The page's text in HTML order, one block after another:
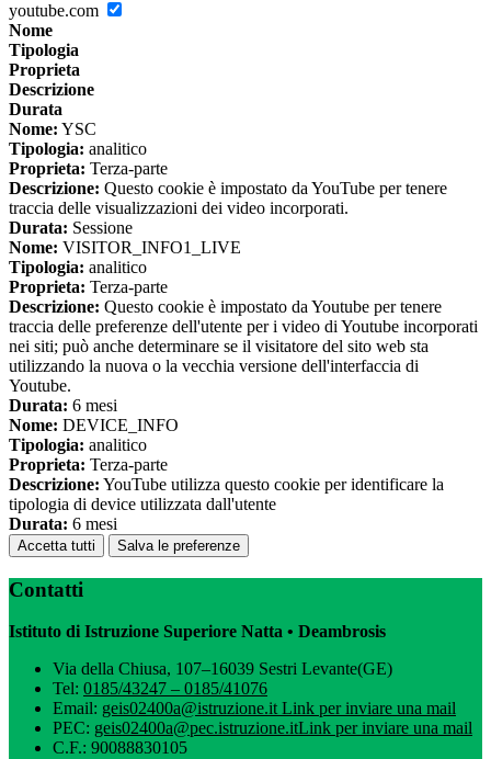
youtube.com
Nome
Tipologia
Proprieta
Descrizione
Durata
Nome: YSC
Tipologia: analitico
Proprieta: Terza-parte
Descrizione: Questo cookie è impostato da YouTube per tenere
traccia delle visualizzazioni dei video incorporati.
Durata: Sessione
Nome: VISITOR_INFO1_LIVE
Tipologia: analitico
Proprieta: Terza-parte
Descrizione: Questo cookie è impostato da Youtube per tenere
traccia delle preferenze dell'utente per i video di Youtube incorporati
nei siti; può anche determinare se il visitatore del sito web sta
utilizzando la nuova o la vecchia versione dell'interfaccia di
Youtube.
Durata: 6 mesi
Nome: DEVICE_INFO
Tipologia: analitico
Proprieta: Terza-parte
Descrizione: YouTube utilizza questo cookie per identificare la
tipologia di device utilizzata dall'utente
Durata: 6 mesi
Accetta tutti Salva le preferenze
Contatti
Istituto di Istruzione Superiore Natta • Deambrosis
Via della Chiusa, 107–16039 Sestri Levante(GE)
Tel: 0185/43247 – 0185/41076
Email: geis02400a@istruzione.itLink per inviare una mail
PEC: geis02400a@pec.istruzione.itLink per inviare una mail
C.F.: 90088830105